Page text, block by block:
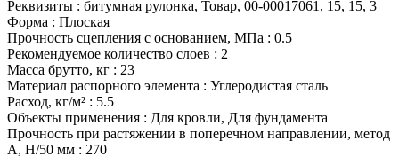
Реквизиты : битумная рулонка, Товар, 00-00017061, 15, 15, 3
Форма : Плоская
Прочность сцепления с основанием, МПа : 0.5
Рекомендуемое количество слоев : 2
Масса брутто, кг : 23
Материал распорного элемента : Углеродистая сталь
Расход, кг/м² : 5.5
Объекты применения : Для кровли, Для фундамента
Прочность при растяжении в поперечном направлении, метод
А, Н/50 мм : 270